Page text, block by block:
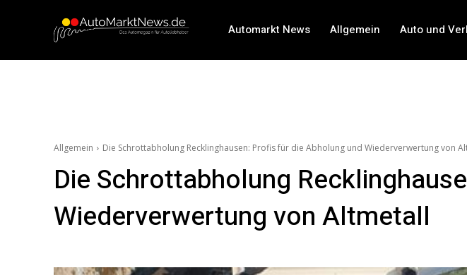
Automarkt News Allgemein Auto und
Allgemein Die Schrottabholung Recklinghausen: Profis für die Abholung und Wiederverwertung von
Die Schrottabholung
Wiederverwertung von Altmetall